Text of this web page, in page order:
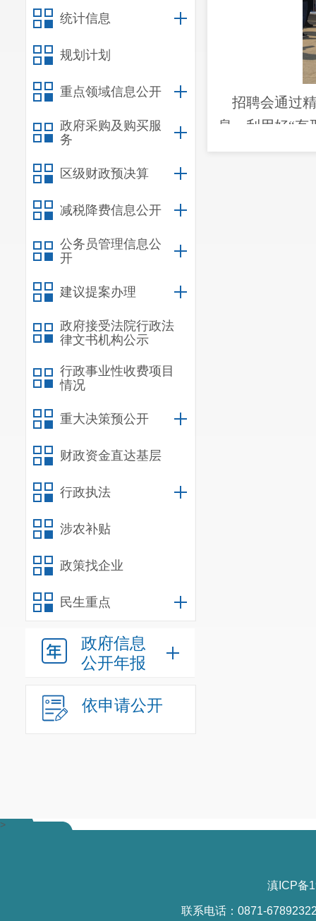
统计信息
规划计划
重点领域信息公开
政府采购及购买服
务
区级财政预决算
减税降费信息公开
公务员管理信息公
开
建议提案办理
政府接受法院行政法
律文书机构公示
行政事业性收费项目
情况
重大决策预公开
财政资金直达基层
行政执法
涉农补贴
政策找企业
民生重点
政府信息
公开年报
依申请公开
招聘会通过
息。利用好“有
官方“晋宁诗意
>
滇ICP备
联系电话：0871-